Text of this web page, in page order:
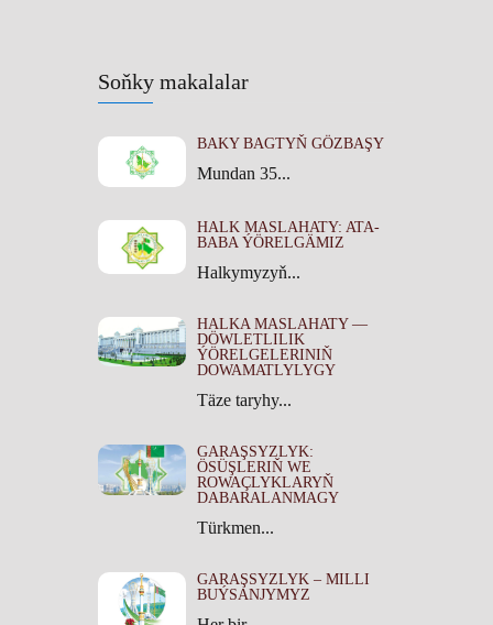
Soňky makalalar
BAKY BAGTYŇ GÖZBAŞY
Mundan 35...
HALK MASLAHATY: ATA-
BABA ÝÖRELGÄMIZ
Halkymyzyň...
HALKA MASLAHATY —
DÖWLETLILIK
ÝÖRELGELERINIŇ
DOWAMATLYLYGY
Täze taryhy...
GARAŞSYZLYK:
ÖSÜŞLERIŇ WE
ROWAÇLYKLARYŇ
DABARALANMAGY
Türkmen...
GARAŞSYZLYK – MILLI
BUÝSANJYMYZ